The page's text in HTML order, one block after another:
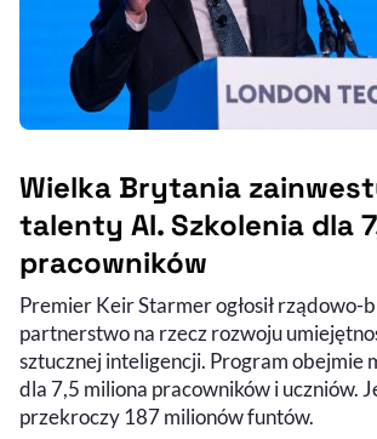
Wielka Brytania
talenty AI. Szkolenia dla
pracowników
Premier Keir Starmer ogłosił rządowo-
partnerstwo na rzecz rozwoju
sztucznej inteligencji. Program obejmie
dla 7,5 miliona pracowników i uczniów.
przekroczy 187 milionów funtów.